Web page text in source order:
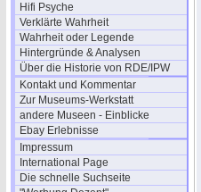
Hifi Psyche
Verklärte Wahrheit
Wahrheit oder Legende
Hintergründe & Analysen
Über die Historie von RDE/IPW
Kontakt und Kommentar
Zur Museums-Werkstatt
andere Museen - Einblicke
Ebay Erlebnisse
Impressum
International Page
Die schnelle Suchseite